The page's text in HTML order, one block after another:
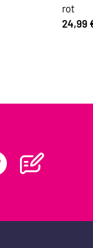
rot
24,99